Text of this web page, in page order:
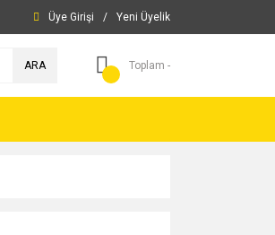
Üye Girişi / Yeni Üyelik
ARA Toplam -